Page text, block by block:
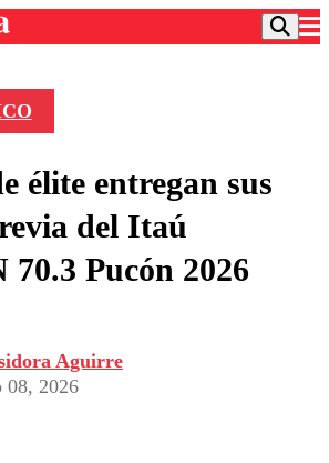
TV
Colo
Chilena
Internacional
en medios
élite entregan sus
del Itaú
Pucón 2026
Aguirre
08, 2026